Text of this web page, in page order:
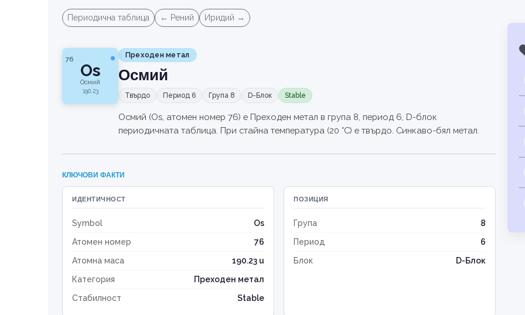
Периодична таблица ← Рений Иридий →
76
Os
Осмий
190.23
Преходен метал
Осмий
Твърдо Период 6 Група 8 D-Блок Stable
Осмий (Os, атомен номер 76) е Преходен метал в група 8, период 6, D-блок
периодичната таблица. При стайна температура (20 °C) е твърдо. Синкаво-бял метал.
КЛЮЧОВИ ФАКТИ
ИДЕНТИЧНОСТ
Symbol
Os
Атомен номер
76
Атомна маса
190.23 u
Категория
Преходен метал
Стабилност
Stable
ПОЗИЦИЯ
Група
8
Период
6
Блок
D-Блок